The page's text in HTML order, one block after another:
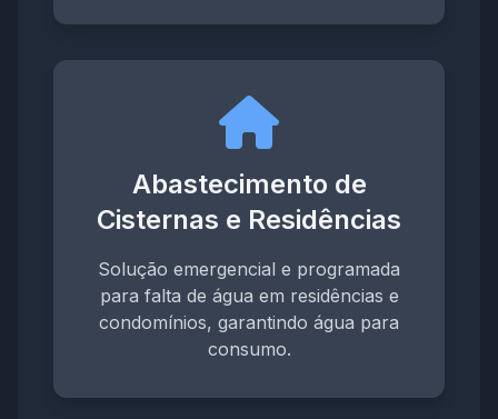
Abastecimento de
Cisternas e Residências
Solução emergencial e programada
para falta de água em residências e
condomínios, garantindo água para
consumo.